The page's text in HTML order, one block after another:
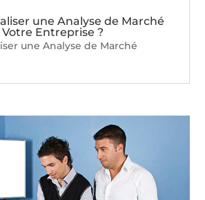
une Analyse de Marché
Entreprise ?
une Analyse de Marché